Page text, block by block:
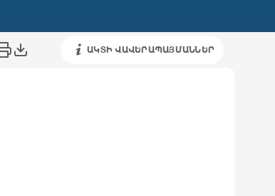
ԱԿՏԻ ՎԱՎԵՐԱՊԱՅՄԱՆՆԵՐ